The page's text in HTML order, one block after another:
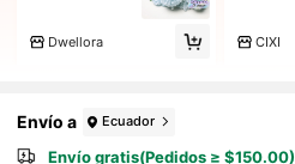
Dwellora CIXI
Envío a Ecuador
Envío gratis(Pedidos ≥ $150.00)